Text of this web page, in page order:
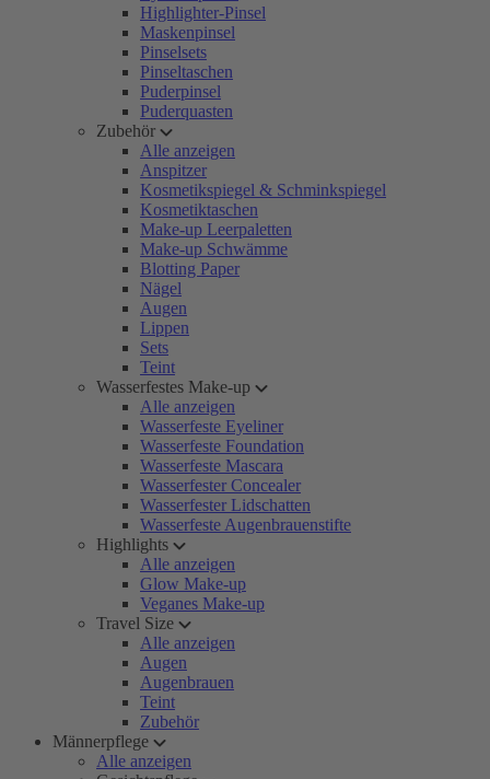
Highlighter-Pinsel
Maskenpinsel
Pinselsets
Pinseltaschen
Puderpinsel
Puderquasten
Zubehör
Alle anzeigen
Anspitzer
Kosmetikspiegel & Schminkspiegel
Kosmetiktaschen
Make-up Leerpaletten
Make-up Schwämme
Blotting Paper
Nägel
Augen
Lippen
Sets
Teint
Wasserfestes Make-up
Alle anzeigen
Wasserfeste Eyeliner
Wasserfeste Foundation
Wasserfeste Mascara
Wasserfester Concealer
Wasserfester Lidschatten
Wasserfeste Augenbrauenstifte
Highlights
Alle anzeigen
Glow Make-up
Veganes Make-up
Travel Size
Alle anzeigen
Augen
Augenbrauen
Teint
Zubehör
Männerpflege
Alle anzeigen